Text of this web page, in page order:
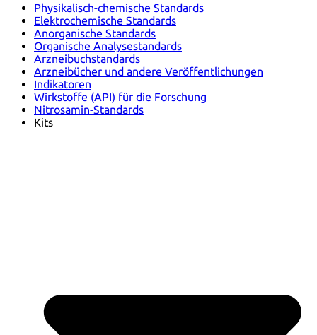
Physikalisch-chemische Standards
Elektrochemische Standards
Anorganische Standards
Organische Analysestandards
Arzneibuchstandards
Arzneibücher und andere Veröffentlichungen
Indikatoren
Wirkstoffe (API) für die Forschung
Nitrosamin-Standards
Kits